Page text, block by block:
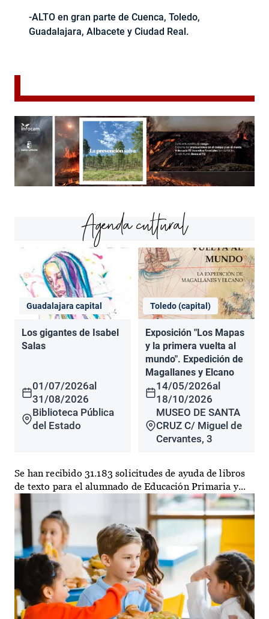
-ALTO en gran parte de Cuenca, Toledo,
Guadalajara, Albacete y Ciudad Real.
Agenda cultural
Guadalajara capital
Los gigantes de Isabel
Salas
01/07/2026al
31/08/2026
Biblioteca Pública
del Estado
Toledo (capital)
Exposición "Los Mapas
y la primera vuelta al
mundo". Expedición de
Magallanes y Elcano
14/05/2026al
18/10/2026
MUSEO DE SANTA
CRUZ C/ Miguel de
Cervantes, 3
Se han recibido 31.183 solicitudes de ayuda de libros
de texto para el alumnado de Educación Primaria y...